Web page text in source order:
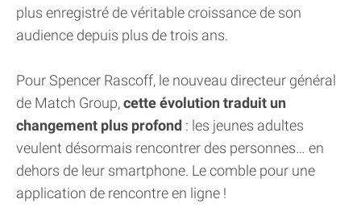
plus enregistré de véritable croissance de son
audience depuis plus de trois ans.
Pour Spencer Rascoff, le nouveau directeur général
de Match Group,cette évolution traduit un
changement plus profond : les jeunes adultes
veulent désormais rencontrer des personnes… en
dehors de leur smartphone. Le comble pour une
application de rencontre en ligne !